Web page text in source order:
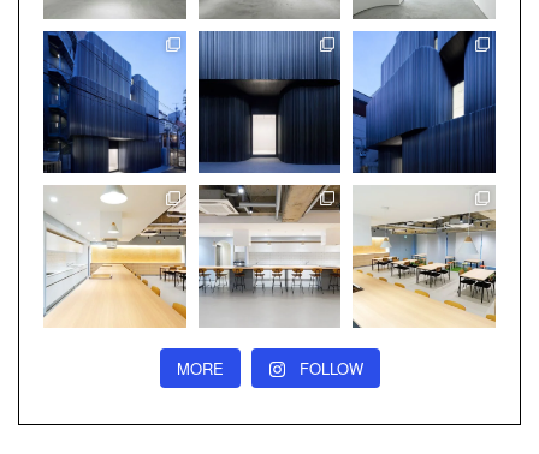
MORE FOLLOW